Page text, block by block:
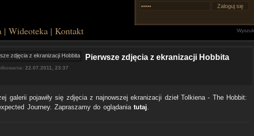
| Wideoteka | Kontakt
Pierwsze zdjęcia z ekranizacji Hobbita
22.07.2011, 23:37
galerii pojawiły się zdjęcia z najnowszej ekranizacji dzieł Tolkiena - The Hobbit:
Journey. Zapraszamy do oglądania tutaj.